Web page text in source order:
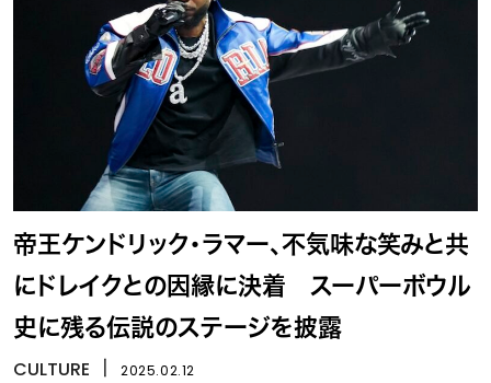
帝王ケンドリック・ラマー、不気味な笑みと共
にドレイクとの因縁に決着 スーパーボウル
史に残る伝説のステージを披露
CULTURE 2025.02.12